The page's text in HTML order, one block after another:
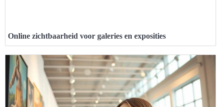
Online zichtbaarheid voor galeries en exposities